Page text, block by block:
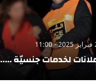
لخدمات جنسيّة …..